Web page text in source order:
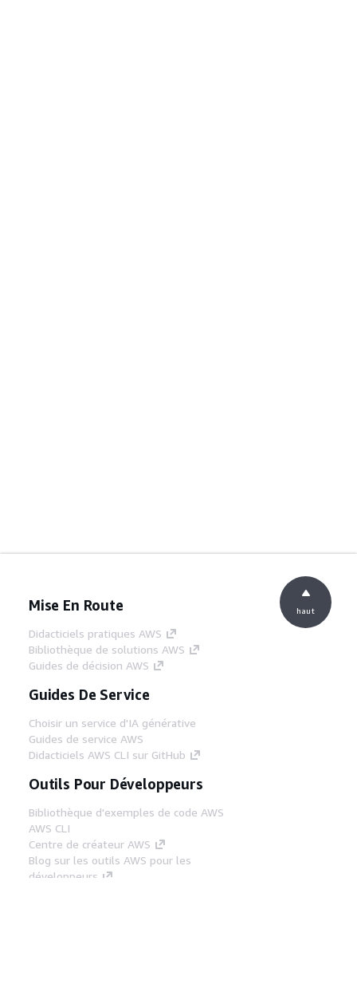
Mise En Route
Didacticiels pratiques AWS
Bibliothèque de solutions AWS
Guides de décision AWS
Guides De Service
Choisir un service d'IA générative
Guides de service AWS
Didacticiels AWS CLI sur GitHub
Outils Pour Développeurs
Bibliothèque d'exemples de code AWS
AWS CLI
Centre de créateur AWS
Blog sur les outils AWS pour les
développeurs
haut